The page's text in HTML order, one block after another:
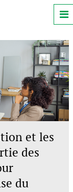
et les
des
du